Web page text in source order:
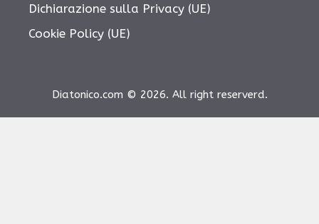
Dichiarazione sulla Privacy (UE)
Cookie Policy (UE)
Diatonico.com © 2026. All right reserverd.